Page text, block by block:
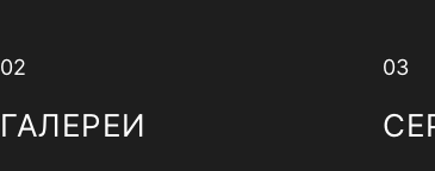
02
ГАЛЕРЕИ
03